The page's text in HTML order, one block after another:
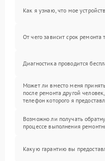
Как я узнаю, что мое
От чего зависит срок ремонта
Диагностика проводится
Может ли вместо меня
после ремонта другой
телефон которого я
Возможно ли получать
процессе выполнения
Какую гарантию вы